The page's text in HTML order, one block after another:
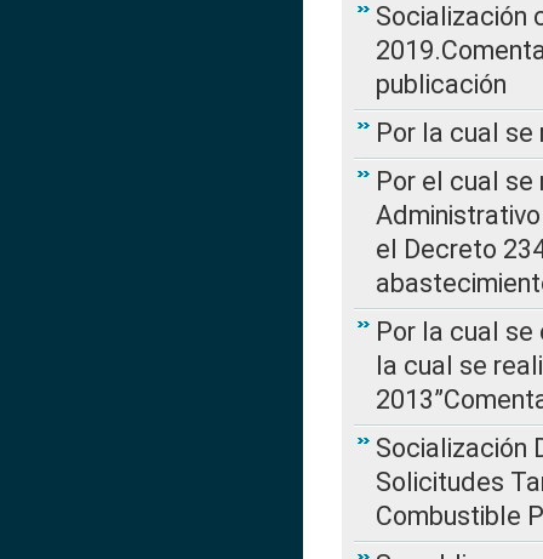
Socialización
publicación
Por la cual se
Por el cual
el Decreto
Por la cual se
la cual se
Socialización
Solicitudes
Combustible